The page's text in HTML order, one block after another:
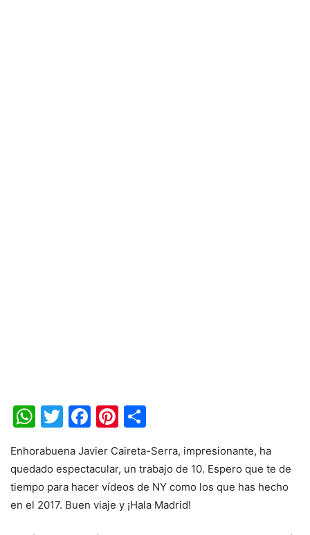
WhatsApp
Twitter
Facebook
Pinterest
Enhorabuena Javier Caireta-Serra, impresionante, ha
quedado espectacular, un trabajo de 10. Espero que te de
tiempo para hacer vídeos de NY como los que has hecho
en el 2017. Buen viaje y ¡Hala Madrid!